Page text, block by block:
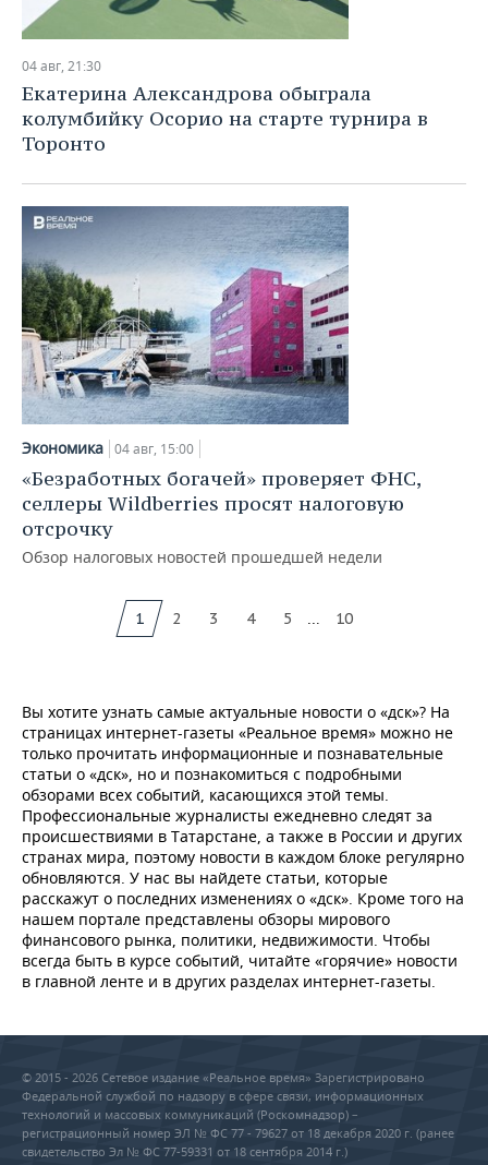
04 авг, 21:30
Екатерина Александрова обыграла
колумбийку Осорио на старте турнира в
Торонто
Экономика 04 авг, 15:00
«Безработных богачей» проверяет ФНС,
селлеры Wildberries просят налоговую
отсрочку
Обзор налоговых новостей прошедшей недели
1 2 3 4 5 ... 10
Вы хотите узнать самые актуальные новости о «дск»? На
страницах интернет-газеты «Реальное время» можно не
только прочитать информационные и познавательные
статьи о «дск», но и познакомиться с подробными
обзорами всех событий, касающихся этой темы.
Профессиональные журналисты ежедневно следят за
происшествиями в Татарстане, а также в России и других
странах мира, поэтому новости в каждом блоке регулярно
обновляются. У нас вы найдете статьи, которые
расскажут о последних изменениях о «дск». Кроме того на
нашем портале представлены обзоры мирового
финансового рынка, политики, недвижимости. Чтобы
всегда быть в курсе событий, читайте «горячие» новости
в главной ленте и в других разделах интернет-газеты.
© 2015 - 2026 Сетевое издание «Реальное время» Зарегистрировано
Федеральной службой по надзору в сфере связи, информационных
технологий и массовых коммуникаций (Роскомнадзор) –
регистрационный номер ЭЛ № ФС 77 - 79627 от 18 декабря 2020 г. (ранее
свидетельство Эл № ФС 77-59331 от 18 сентября 2014 г.)